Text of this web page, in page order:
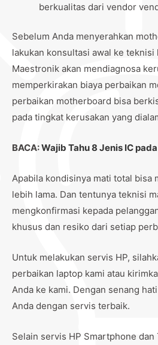
berkualitas dari vendor
Sebelum Anda menyerahkan
lakukan konsultasi awal ke teknisi
Maestronik akan mendiagnosa
memperkirakan biaya perbaikan
perbaikan motherboard bisa
pada tingkat kerusakan yang
BACA:Wajib Tahu 8 Jenis IC
Apabila kondisinya mati total bisa
lebih lama. Dan tentunya teknisi
mengkonfirmasi kepada
khusus dan resiko dari setiap
Untuk melakukan servis HP,
perbaikan laptop kami atau
Anda ke kami. Dengan senang
Anda dengan servis terbaik.
Selain servis HP Smartphone dan